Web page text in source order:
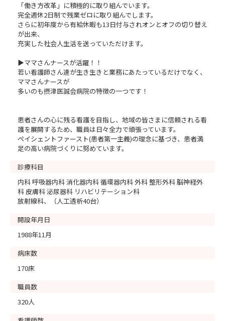
「働き方改革」に積極的に取り組んでいます。
完全週休2日制で残業ゼロに取り組んでします。
さらに初年度から有給休暇も13日付与されオンとオフの切り替え
が出来、
充実した社会人生活を送っていただけます。
▶ママさんナースが活躍！！
若い看護師さん達が生き生きと業務にあたっているだけでなく、
ママさんナースが
多いのも摂津医誠会病院の特徴の一つです！
患者さんの心に残る看護を目指し、地域の皆さまに信頼される看
護を展開するため、職員は日々全力で頑張っています。
ペイシェントファースト(患者第一主義)の理念に基づき、患者満
足の高い病院づくりに努めています。
診療科目
内科 呼吸器内科 消化器内科 循環器内科 外科 整形外科 脳神経外
科 皮膚科 泌尿器科 リハビリテーション科
放射線科、（人工透析40台）
開設年月日
1988年11月
病床数
170床
職員数
320人